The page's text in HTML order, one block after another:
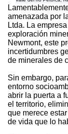
amenazada por
Ltda. La
exploración
Newmont, este
incertidumbres
de minerales de
Sin embargo,
entorno
abrir la puerta a
el territorio,
que merece
de vida que lo